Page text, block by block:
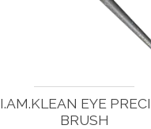
I.AM.KLEAN EYE
BRUSH